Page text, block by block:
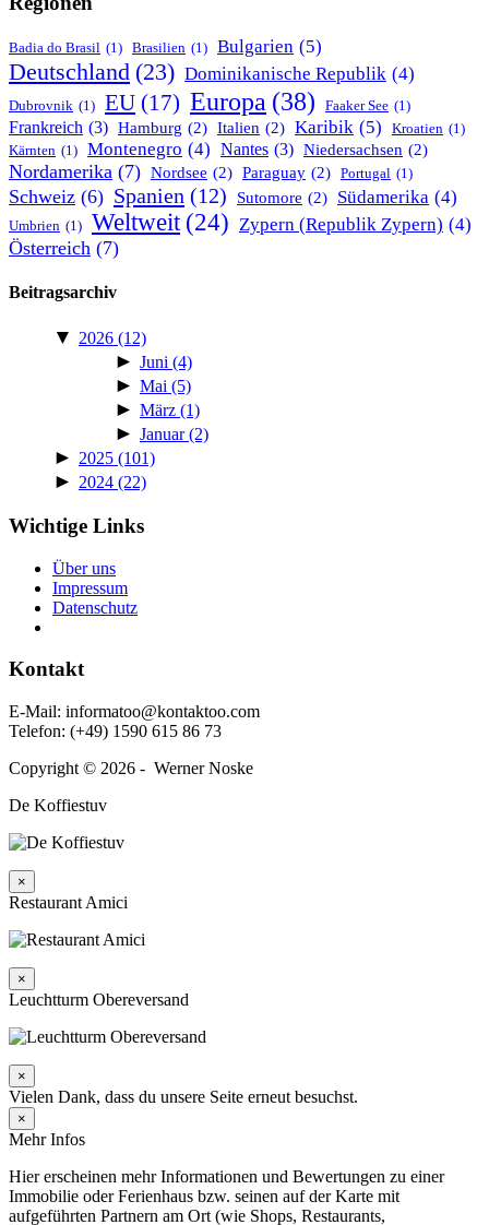
Badia do Brasil (1) Brasilien (1) Bulgarien (5)
Deutschland (23) Dominikanische Republik (4)
Dubrovnik (1) EU (17) Europa (38) Faaker See (1)
Frankreich (3) Hamburg (2) Italien (2) Karibik (5) Kroatien (1)
Kärnten (1) Montenegro (4) Nantes (3) Niedersachsen (2)
Nordamerika (7) Nordsee (2) Paraguay (2) Portugal (1)
Schweiz (6) Spanien (12) Sutomore (2) Südamerika (4)
Umbrien (1) Weltweit (24) Zypern (Republik Zypern) (4)
Österreich (7)
Beitragsarchiv
▼ 2026 (12)
► Juni (4)
► Mai (5)
► März (1)
► Januar(2)
► 2025 (101)
► 2024 (22)
Wichtige Links
Über uns
Impressum
Daten­schutz
Kontakt
E‑Mail: informatoo@kontaktoo.com
Telefon: (+49) 1590 615 86 73
Copyright © 2026 - Werner Noske
De Koffiestuv
×
Restaurant Amici
×
Leuchtturm Obereversand
×
Vielen Dank, dass du unsere Seite erneut besuchst.
×
Mehr Infos
Hier erscheinen mehr Informationen und Bewertungen zu einer
Immobilie oder Ferienhaus bzw. seinen auf der Karte mit
aufgeführten Partnern am Ort (wie Shops, Restaurants,